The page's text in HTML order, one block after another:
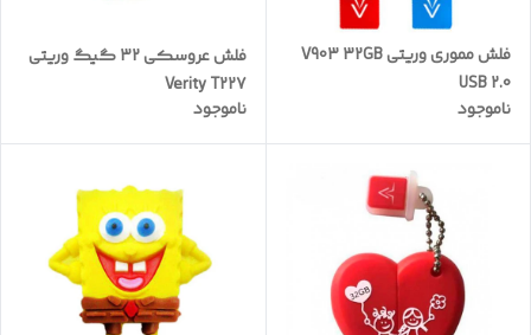
فلش مموری وریتی V903 32GB
USB 2.0
ناموجود
فلش عروسکی 32 گیگ وریتی
Verity T227
ناموجود